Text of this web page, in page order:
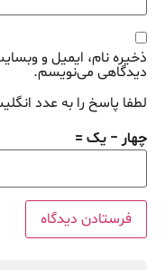
ذخیره نام، ایمیل و
دیدگاهی می‌نویسم.
لطفا پاسخ را به عدد
چهار − یک =